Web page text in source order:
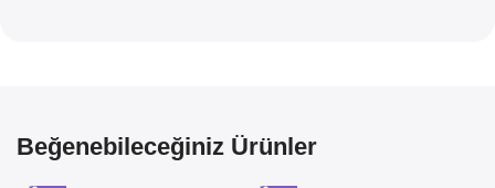
Beğenebileceğiniz Ürünler